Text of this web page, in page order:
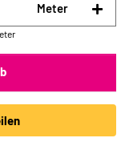
Meter